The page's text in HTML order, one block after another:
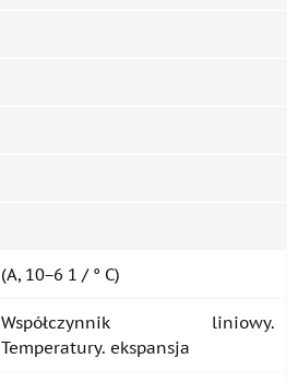
(A, 10−6 1 / ° C)
Współczynnik liniowy.
Temperatury. ekspansja